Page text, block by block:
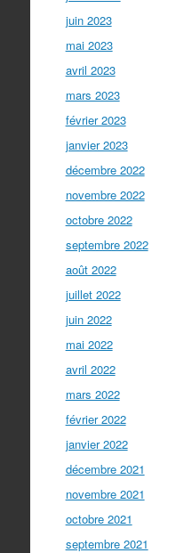
juin 2023
mai 2023
avril 2023
mars 2023
février 2023
janvier 2023
décembre 2022
novembre 2022
octobre 2022
septembre 2022
août 2022
juillet 2022
juin 2022
mai 2022
avril 2022
mars 2022
février 2022
janvier 2022
décembre 2021
novembre 2021
octobre 2021
septembre 2021